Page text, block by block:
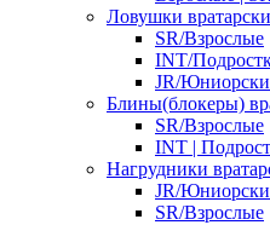
Ловушки
SR/Взрослые
INT/
JR/
Блины(блокеры)
SR/Взрослые
INT |
Нагрудники
JR/
SR/Взрослые